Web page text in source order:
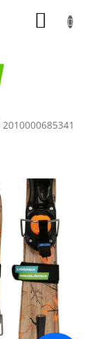
2010000685341